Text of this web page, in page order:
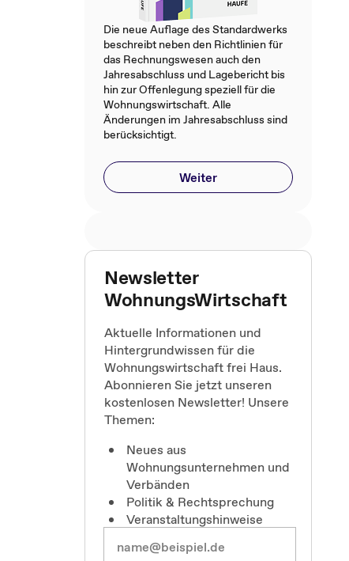
Die neue Auflage des Standardwerks
beschreibt neben den Richtlinien für
das Rechnungswesen auch den
Jahresabschluss und Lagebericht bis
hin zur Offenlegung speziell für die
Wohnungswirtschaft. Alle
Änderungen im Jahresabschluss sind
berücksichtigt.
Weiter
Newsletter
WohnungsWirtschaft
Aktuelle Informationen und
Hintergrundwissen für die
Wohnungswirtschaft frei Haus.
Abonnieren Sie jetzt unseren
kostenlosen Newsletter! Unsere
Themen:
Neues aus
Wohnungsunternehmen und
Verbänden
Politik & Rechtsprechung
Veranstaltungshinweise